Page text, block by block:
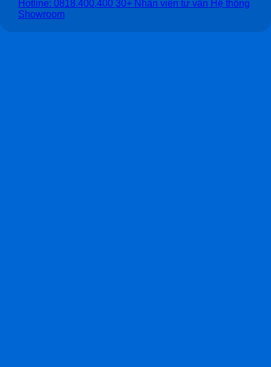
Hotline: 0818.400.400 30+ Nhân viên tư vấn Hệ thống
Showroom